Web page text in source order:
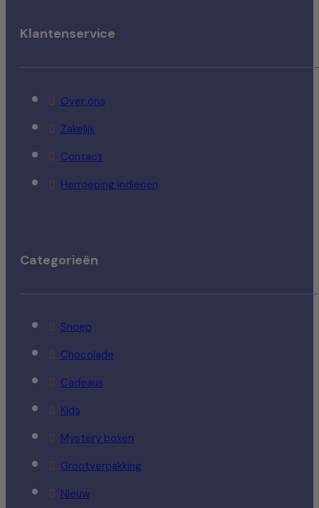
Klantenservice
Over ons
Zakelijk
Contact
Herroeping indienen
Categorieën
Snoep
Chocolade
Cadeaus
Kids
Mystery boxen
Grootverpakking
Nieuw